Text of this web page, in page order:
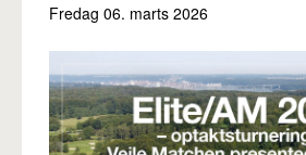
Den lille Kok
Pro
Fredag 06. marts 2026